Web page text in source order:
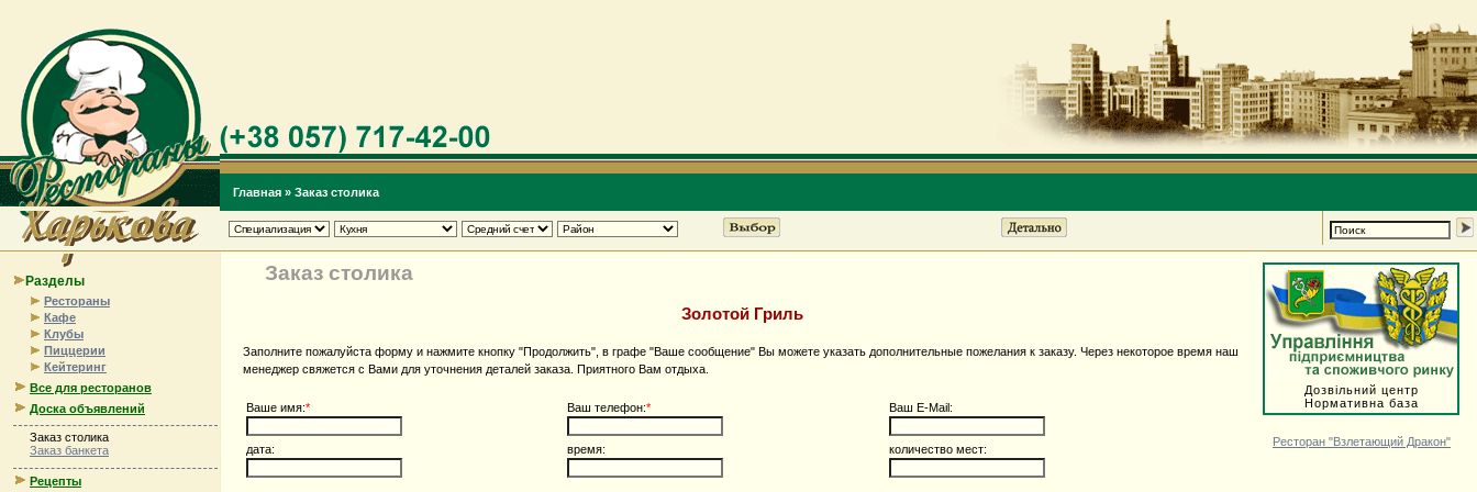
Главная » Заказ столика
Разделы
Рестораны
Кафе
Клубы
Пиццерии
Кейтеринг
Все для ресторанов
Доска объявлений
Заказ столика
Заказ банкета
Рецепты
Заказ столика
Золотой Гриль
Заполните пожалуйста форму и нажмите кнопку "Продолжить", в графе "Ваше сообщение" Вы можете указать дополнительные пожелания к заказу. Через некоторое время наш
менеджер свяжется с Вами для уточнения деталей заказа. Приятного Вам отдыха.
Ваше имя:* Ваш телефон:* Ваш E-Mail:
дата: время: количество мест:
Дозвільний центр
Нормативна база
Ресторан "Взлетающий Дракон"